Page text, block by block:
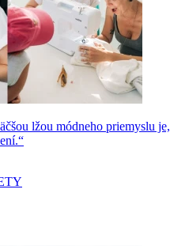
lžou módneho priemyslu je,